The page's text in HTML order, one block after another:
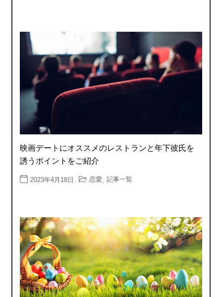
映画デートにオススメのレストランと年下彼氏を
誘うポイントをご紹介
2023年4月18日 恋愛, 記事一覧